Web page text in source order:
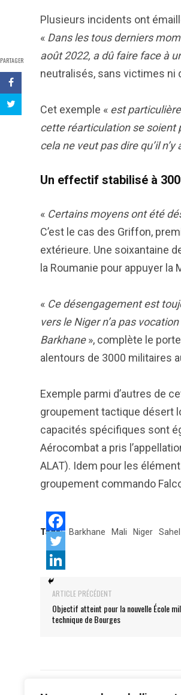
PARTAGER
Plusieurs incidents ont
« Dans les tous derniers
août 2022, a dû faire face à
neutralisés, sans victimes
Cet exemple « est
cette réarticulation se soient
cela ne veut pas dire qu’il
Un effectif stabilisé à
« Certains moyens ont été
C’est le cas des Griffon,
extérieure. Une soixantaine
la Roumanie pour appuyer la
« Ce désengagement est
vers le Niger n’a pas
Barkhane», complète le
alentours de 3000 militaires
Exemple parmi d’autres de
groupement tactique désert
capacités spécifiques sont
Aérocombat a pris
ALAT). Idem pour les
groupement commando
Tags: Barkhane Mali Niger Sahel
ARTICLE PRÉCÉDENT
Objectif atteint pour la nouvelle École
technique de Bourges